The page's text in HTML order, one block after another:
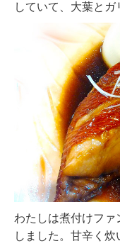
していて、大葉とガ
わたしは煮付けファ
しました。甘辛く炊